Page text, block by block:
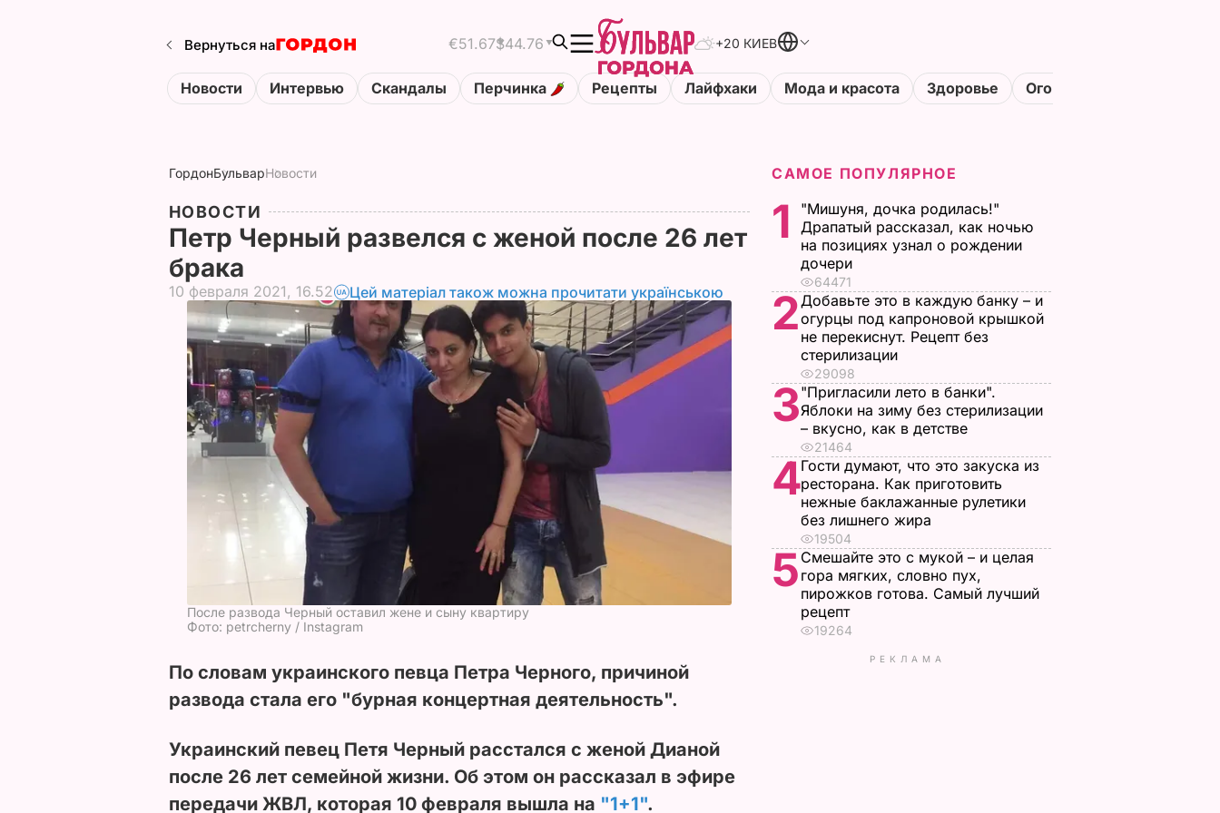
Вернуться на €51.67$44.76 +20 КИЕВ
Новости Интервью Скандалы Перчинка Рецепты Лайфхаки Мода и красота Здоровье Огороды
ГордонБульварНовости
НОВОСТИ
Петр Черный развелся с женой после 26 лет
брака
10 февраля 2021, 16.52 Цей матеріал також можна прочитати українською
После развода Черный оставил жене и сыну квартиру
Фото: petrcherny / Instagram
По словам украинского певца Петра Черного, причиной
развода стала его "бурная концертная деятельность".
Украинский певец Петя Черный расстался с женой Дианой
после 26 лет семейной жизни. Об этом он рассказал в эфире
передачи ЖВЛ, которая 10 февраля вышла на "1+1".
САМОЕ ПОПУЛЯРНОЕ
1
"Мишуня, дочка родилась!"
Драпатый рассказал, как ночью
на позициях узнал о рождении
дочери
64471
2Добавьте это в каждую банку – и
огурцы под капроновой крышкой
не перекиснут. Рецепт без
стерилизации
29098
3"Пригласили лето в банки".
Яблоки на зиму без стерилизации
– вкусно, как в детстве
21464
4Гости думают, что это закуска из
ресторана. Как приготовить
нежные баклажанные рулетики
без лишнего жира
19504
5 Смешайте это с мукой – и целая
гора мягких, словно пух,
пирожков готова. Самый лучший
рецепт
19264
РЕКЛАМА